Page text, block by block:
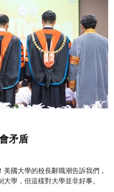
矛盾
國大學的校長辭職潮告訴我們，
學，但這樣對大學並非好事。